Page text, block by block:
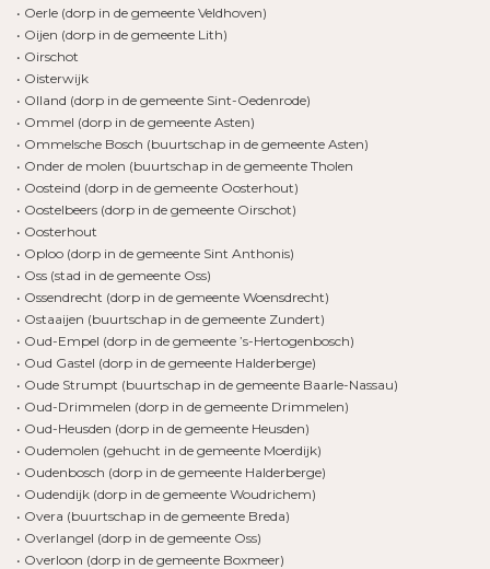
• Oerle (dorp in de gemeente Veldhoven)
• Oijen (dorp in de gemeente Lith)
• Oirschot
• Oisterwijk
• Olland (dorp in de gemeente Sint-Oedenrode)
• Ommel (dorp in de gemeente Asten)
• Ommelsche Bosch (buurtschap in de gemeente Asten)
• Onder de molen (buurtschap in de gemeente Tholen
• Oosteind (dorp in de gemeente Oosterhout)
• Oostelbeers (dorp in de gemeente Oirschot)
• Oosterhout
• Oploo (dorp in de gemeente Sint Anthonis)
• Oss (stad in de gemeente Oss)
• Ossendrecht (dorp in de gemeente Woensdrecht)
• Ostaaijen (buurtschap in de gemeente Zundert)
• Oud-Empel (dorp in de gemeente ’s-Hertogenbosch)
• Oud Gastel (dorp in de gemeente Halderberge)
• Oude Strumpt (buurtschap in de gemeente Baarle-Nassau)
• Oud-Drimmelen (dorp in de gemeente Drimmelen)
• Oud-Heusden (dorp in de gemeente Heusden)
• Oudemolen (gehucht in de gemeente Moerdijk)
• Oudenbosch (dorp in de gemeente Halderberge)
• Oudendijk (dorp in de gemeente Woudrichem)
• Overa (buurtschap in de gemeente Breda)
• Overlangel (dorp in de gemeente Oss)
• Overloon (dorp in de gemeente Boxmeer)